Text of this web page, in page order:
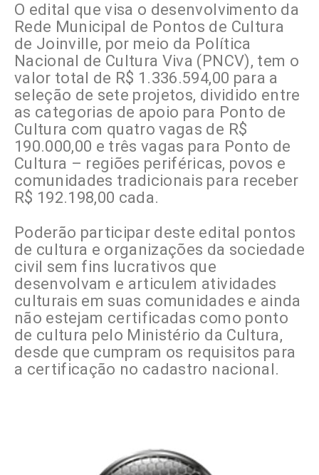
O edital que visa o desenvolvimento da
Rede Municipal de Pontos de Cultura
de Joinville, por meio da Política
Nacional de Cultura Viva (PNCV), tem o
valor total de R$ 1.336.594,00 para a
seleção de sete projetos, dividido entre
as categorias de apoio para Ponto de
Cultura com quatro vagas de R$
190.000,00 e três vagas para Ponto de
Cultura – regiões periféricas, povos e
comunidades tradicionais para receber
R$ 192.198,00 cada.
Poderão participar deste edital pontos
de cultura e organizações da sociedade
civil sem fins lucrativos que
desenvolvam e articulem atividades
culturais em suas comunidades e ainda
não estejam certificadas como ponto
de cultura pelo Ministério da Cultura,
desde que cumpram os requisitos para
a certificação no cadastro nacional.